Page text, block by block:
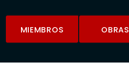
MIEMBROS OBRAS